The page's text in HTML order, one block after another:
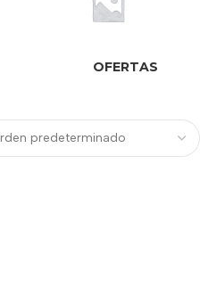
OFERTAS